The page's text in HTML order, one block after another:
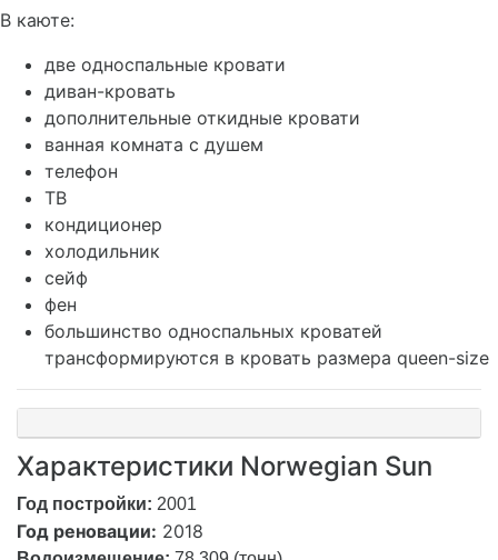
В каюте:
две односпальные кровати
диван-кровать
дополнительные откидные кровати
ванная комната с душем
телефон
ТВ
кондиционер
холодильник
сейф
фен
большинство односпальных кроватей
трансформируются в кровать размера queen-size
Характеристики Norwegian Sun
Год постройки: 2001
Год реновации: 2018